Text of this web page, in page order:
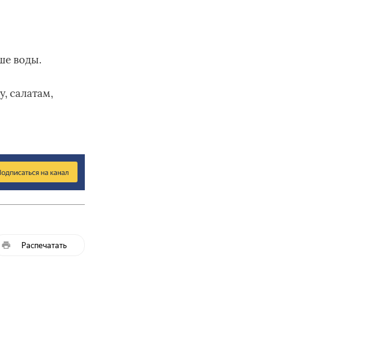
воды.
салатам,
Распечатать